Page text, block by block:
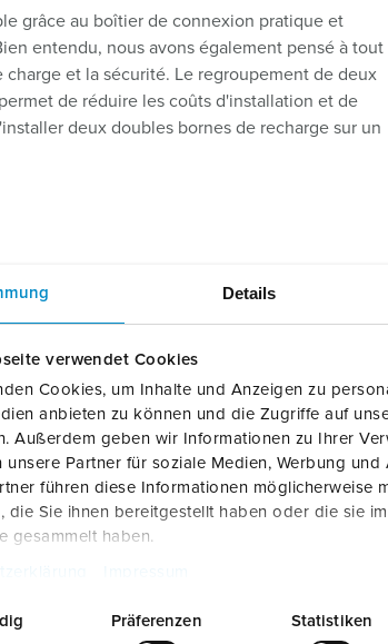
Details
verwendet Cookies
Cookies, um Inhalte und Anzeigen zu
anbieten zu können und die Zugriffe auf
Außerdem geben wir Informationen zu Ihrer
unsere Partner für soziale Medien, Werbung und
führen diese Informationen möglicherweise
die Sie ihnen bereitgestellt haben oder die sie
gesammelt haben.
Präferenzen Statistiken
grâce au boîtier de connexion pratique et
entendu, nous avons également pensé à tout
et la sécurité. Le regroupement de deux
de réduire les coûts d'installation et de
deux doubles bornes de recharge sur un
simplifiée avec le
à notre boîte de connexion innovante, la
cela fonctionne: il suffit de monter le
et effectuer les raccordements - prêt à
installation et/ou si de nombreuses Doubles
de préparation de l'installation, la boîte de
correspondant, jusqu'à ce que la borne
utile en cas de réparation, car
la double borne de recharge soit à nouveau prête